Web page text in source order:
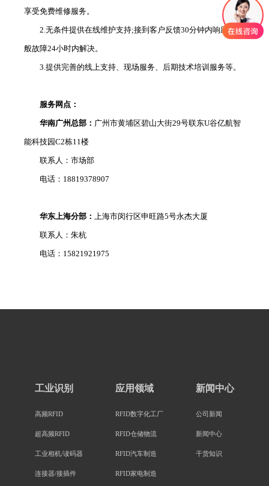
享受免费维修服务。
2.无条件提供在线维护支持;接到客户反馈30分钟内响应，一
般故障24小时内解决。
3.提供完善的线上支持、现场服务、后期技术培训服务等。
服务网点：
华南广州总部： 广州市黄埔区碧山大街29号联东U谷亿航智
能科技园C2栋11楼
联系人：市场部
电话：18819378907
华东上海分部： 上海市闵行区申旺路5号永杰大厦
联系人：朱杭
电话：15821921975
工业识别
高频RFID
超高频RFID
工业相机/读码器
连接器/接插件
应用领域
RFID数字化工厂
RFID仓储物流
RFID汽车制造
RFID家电制造
新闻中心
公司新闻
新闻中心
干货知识